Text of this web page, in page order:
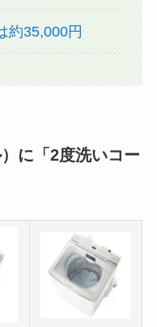
約35,000円
に「2度洗いコー